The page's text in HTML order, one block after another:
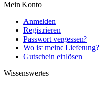
Mein Konto
Anmelden
Registrieren
Passwort vergessen?
Wo ist meine Lieferung?
Gutschein einlösen
Wissenswertes